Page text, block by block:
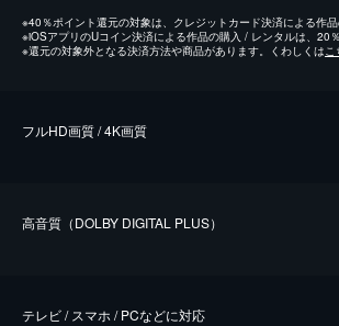
※40％ポイント還元の対象は、クレジットカード決済による作品
※iOSアプリのUコイン決済による作品の購入 / レンタルは、20
※還元の対象外となる決済方法や商品があります。くわしくはこ
フルHD画質 / 4K画質
⾼⾳質（DOLBY DIGITAL PLUS）
テレビ / スマホ / PCなどに対応